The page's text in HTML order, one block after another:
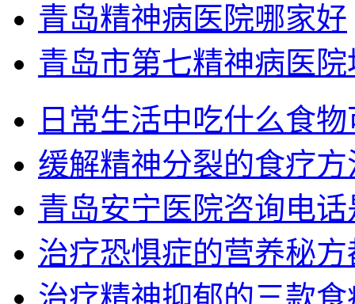
青岛精神病医院哪家好
青岛市第七精神病医院
日常生活中吃什么食
缓解精神分裂的食疗
青岛安宁医院咨询电
治疗恐惧症的营养秘